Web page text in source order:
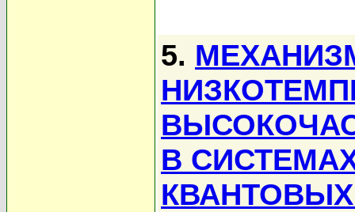
5.
В
КВАНТОВЫХ